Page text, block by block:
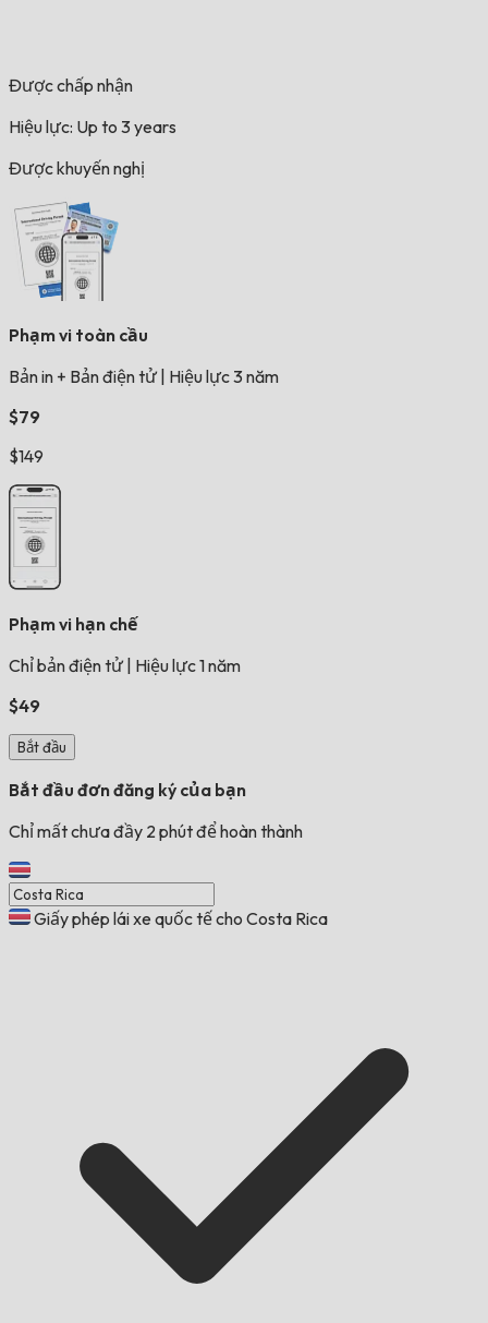
Được chấp nhận
Hiệu lực: Up to 3 years
Được khuyến nghị
Phạm vi toàn cầu
Bản in + Bản điện tử Hiệu lực 3 năm
$79
$149
Phạm vi hạn chế
Chỉ bản điện tử Hiệu lực 1 năm
$49
Bắt đầu
Bắt đầu đơn đăng ký của bạn
Chỉ mất chưa đầy 2 phút để hoàn thành
Giấy phép lái xe quốc tế cho Costa Rica